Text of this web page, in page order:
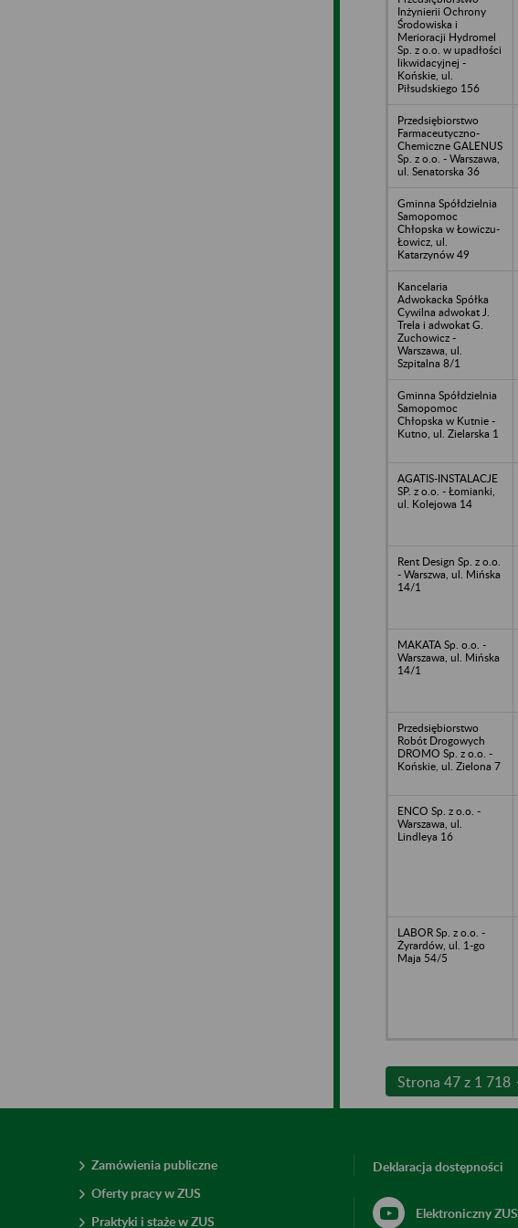
Inżynierii Ochrony
Środowiska i
Merioracji Hydromel
Sp. z o.o. w upadłości
likwidacyjnej -
Końskie, ul.
Piłsudskiego 156
Przedsiębiorstwo
Farmaceutyczno-
Chemiczne GALENUS
Sp. z o.o. - Warszawa,
ul. Senatorska 36
Gminna Spółdzielnia
Samopomoc
Chłopska w Łowiczu-
Łowicz, ul.
Katarzynów 49
Kancelaria
Adwokacka Spółka
Cywilna adwokat J.
Trela i adwokat G.
Zuchowicz -
Warszawa, ul.
Szpitalna 8/1
Gminna Spółdzielnia
Samopomoc
Chłopska w Kutnie -
Kutno, ul. Zielarska 1
AGATIS-INSTALACJE
SP. z o.o. - Łomianki,
ul. Kolejowa 14
Rent Design Sp. z o.o.
- Warszwa, ul. Mińska
14/1
MAKATA Sp. o.o. -
Warszawa, ul. Mińska
14/1
Przedsiębiorstwo
Robót Drogowych
DROMO Sp. z o.o. -
Końskie, ul. Zielona 7
ENCO Sp. z o.o. -
Warszawa, ul.
Lindleya 16
LABOR Sp. z o.o. -
Żyrardów, ul. 1-go
Maja 54/5
Strona 47 z 1 718
Zamówienia publiczne
Oferty pracy w ZUS
Praktyki i staże w ZUS
Deklaracja dostępności
Elektroniczny ZUS